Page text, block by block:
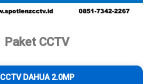
Paket CCTV
CCTV DAHUA 2.0MP